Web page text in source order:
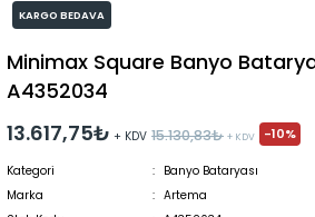
KARGO BEDAVA
Minimax Square Banyo
A4352034
13.617,75₺ + KDV 15.130,83₺ + KDV -10%
Kategori
Banyo Bataryası
Marka
Artema